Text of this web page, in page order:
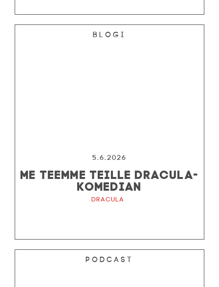
Blogi
5.6.2026
ME TEEMME TEILLE DRACULA-
KOMEDIAN
Dracula
Podcast